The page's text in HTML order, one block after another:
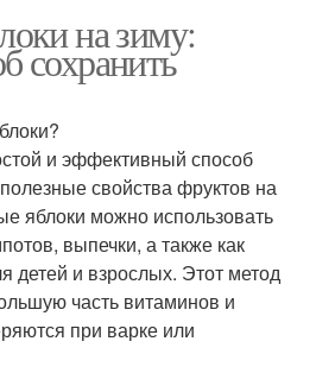
на зиму:
сохранить
и эффективный способ
свойства фруктов на
яблоки можно использовать
выпечки, а также как
детей и взрослых. Этот метод
часть витаминов и
при варке или